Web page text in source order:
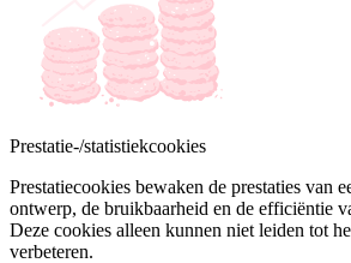
Prestatie-/statistiekcookies
Prestatiecookies bewaken de prestaties van
ontwerp, de bruikbaarheid en de efficiëntie
Deze cookies alleen kunnen niet leiden tot
verbeteren.